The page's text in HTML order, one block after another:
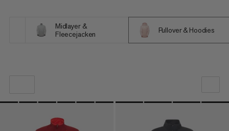
Midlayer &
Fleecejacken
Pullover & Hoodies
UNSERE EMPFEHLUNG
NIEDRIGSTER PREIS